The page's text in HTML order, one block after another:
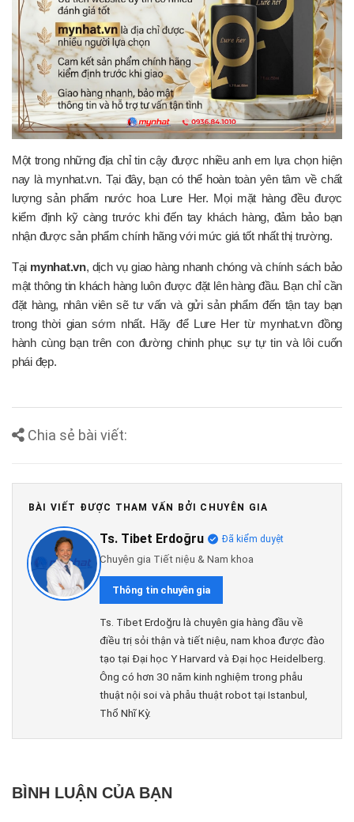
Một trong những địa chỉ tin cậy được nhiều anh em lựa chọn hiện
nay là mynhat.vn. Tại đây, bạn có thể hoàn toàn yên tâm về chất
lượng sản phẩm nước hoa Lure Her. Mọi mặt hàng đều được
kiểm định kỹ càng trước khi đến tay khách hàng, đảm bảo bạn
nhận được sản phẩm chính hãng với mức giá tốt nhất thị trường.
Tại mynhat.vn, dịch vụ giao hàng nhanh chóng và chính sách bảo
mật thông tin khách hàng luôn được đặt lên hàng đầu. Bạn chỉ cần
đặt hàng, nhân viên sẽ tư vấn và gửi sản phẩm đến tận tay bạn
trong thời gian sớm nhất. Hãy để Lure Her từ mynhat.vn đồng
hành cùng bạn trên con đường chinh phục sự tự tin và lôi cuốn
phái đẹp.
Chia sẻ bài viết:
BÀI VIẾT ĐƯỢC THAM VẤN BỞI CHUYÊN GIA
Ts. Tibet Erdoğru Đã kiểm duyệt
Chuyên gia Tiết niệu & Nam khoa
Thông tin chuyên gia
Ts. Tibet Erdoğru là chuyên gia hàng đầu về
điều trị sỏi thận và tiết niệu, nam khoa được đào
tạo tại Đại học Y Harvard và Đại học Heidelberg.
Ông có hơn 30 năm kinh nghiệm trong phẫu
thuật nội soi và phẫu thuật robot tại Istanbul,
Thổ Nhĩ Kỳ.
BÌNH LUẬN CỦA BẠN